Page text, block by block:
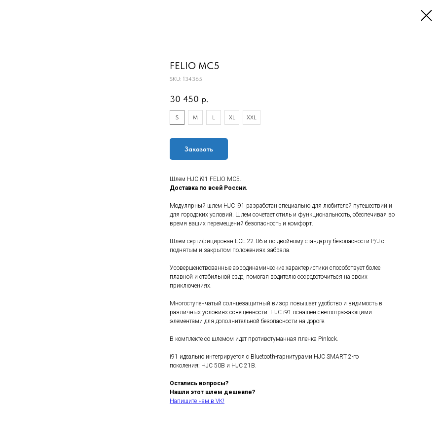
FELIO MC5
SKU: 134365
30 450 р.
S M L XL XXL
Заказать
Шлем HJC i91 FELIO MC5.
Доставка по всей России.
Модулярный шлем HJC i91 разработан специально для любителей путешествий и
для городских условий. Шлем сочетает стиль и функциональность, обеспечивая во
время ваших перемещений безопасность и комфорт.
Шлем сертифицирован ECE 22.06 и по двойному стандарту безопасности P/J с
поднятым и закрытом положениях забрала.
Усовершенствованные аэродинамические характеристики способствует более
плавной и стабильной езде, помогая водителю сосредоточиться на своих
приключениях.
Многоступенчатый солнцезащитный визор повышает удобство и видимость в
различных условиях освещенности. HJC i91 оснащен светоотражающими
элементами для дополнительной безопасности на дороге.
В комплекте со шлемом идет противотуманная пленка Pinlock.
i91 идеально интегрируется с Bluetooth-гарнитурами HJC SMART 2-го
поколения: HJC 50B и HJC 21B.
Остались вопросы?
Нашли этот шлем дешевле?
Напишите нам в VK!